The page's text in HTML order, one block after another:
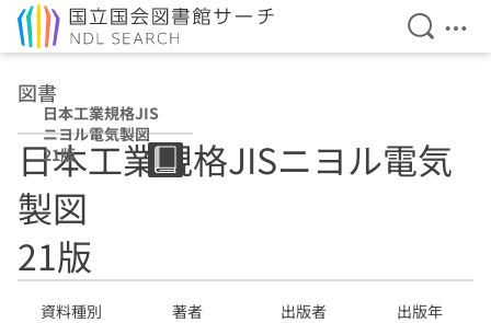
検索を
メ
図書
日本工業規格JIS
ニヨル電気製図
21版
日本工業規格JISニヨル電気
製図
21版
資料種別 著者 出版者 出版年